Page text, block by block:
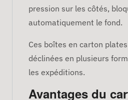
pression sur les côtés,
automatiquement le fond.
Ces boîtes en carton
déclinées en plusieurs
les expéditions.
Avantages du